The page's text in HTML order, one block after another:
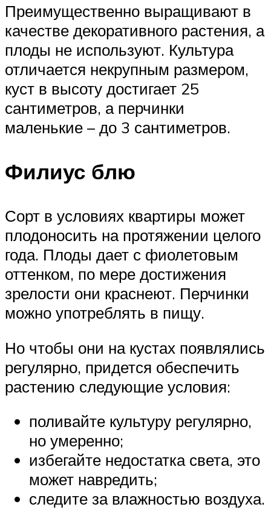
Преимущественно выращивают в
качестве декоративного растения, а
плоды не используют. Культура
отличается некрупным размером,
куст в высоту достигает 25
сантиметров, а перчинки
маленькие – до 3 сантиметров.
Филиус блю
Сорт в условиях квартиры может
плодоносить на протяжении целого
года. Плоды дает с фиолетовым
оттенком, по мере достижения
зрелости они краснеют. Перчинки
можно употреблять в пищу.
Но чтобы они на кустах появлялись
регулярно, придется обеспечить
растению следующие условия:
поливайте культуру регулярно,
но умеренно;
избегайте недостатка света, это
может навредить;
следите за влажностью воздуха.